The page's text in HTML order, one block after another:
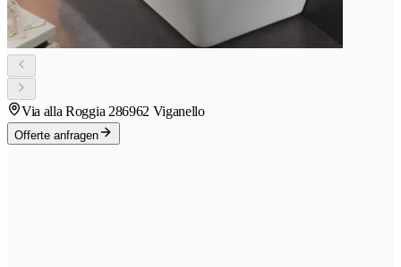
Via alla Roggia 286962 Viganello
Offerte anfragen